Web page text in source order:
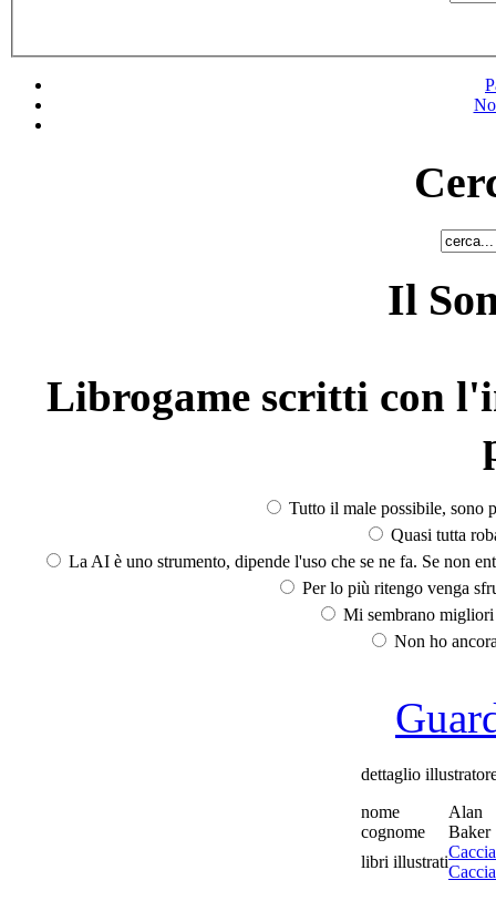
Il
Librogame scritti con
Tutto il male possibile, sono
Quasi tutta
La AI è uno strumento, dipende l'uso che se ne fa. Se non
Per lo più ritengo venga
Mi sembrano
Non ho
dettaglio
nome
Alan
cognome
Baker
libri illustrati